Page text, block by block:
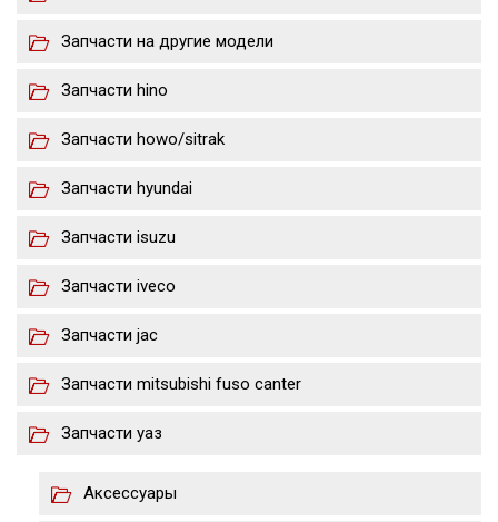
Запчасти на другие модели
Запчасти hino
Запчасти howo/sitrak
Запчасти hyundai
Запчасти isuzu
Запчасти iveco
Запчасти jac
Запчасти mitsubishi fuso canter
Запчасти уаз
Аксессуары